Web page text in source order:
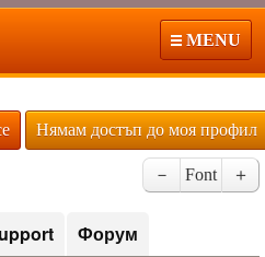
MENU
Нямам достъп до моя профил
－ Font ＋
Форум